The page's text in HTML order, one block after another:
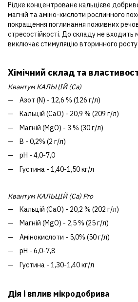
Рідке концентроване кальцієве
магній та аміно-кислоти рослинного
покращення поглинання поживних
стресостійкості. До складу не входить
виключає стимуляцію вторинного росту
Хімічний склад та
Квантум КАЛЬЦІЙ (Са)
Азот (N) - 12,6 % (126 г/л)
Кальцій (CaО) - 20,9 % (209 г/л)
Магній (MgO) - 3 % (30 г/л)
B - 0,2% (2 г/л)
рН - 4,0-7,0
Густина - 1,40-1,50 кг/л
Квантум КАЛЬЦІЙ (Са) Pro
Кальцій (CaО) - 20,2 % (202 г/л)
Магній (MgO) - 2,5 % (25 г/л)
Амінокислоти - 5,0% (50 г/л)
рН - 6,0-7,8
Густина - 1,30-1,40 кг/л
Дія і вплив мікродобрива